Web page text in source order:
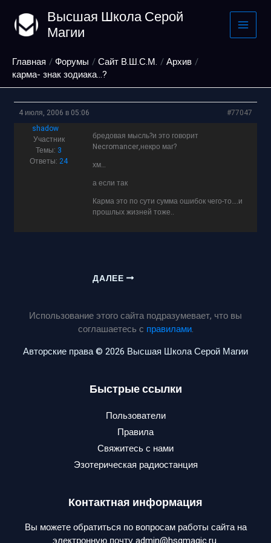
содержимому
Высшая Школа Серой
Магии
Главная Форумы Сайт В.Ш.С.М.
Архив
карма- знак зодиака…?
4 июля, 2006 в 05:06
#77047
shadow
Участник
Темы: 3
Ответы:24
бредовая мысль?и это говорит
Necromancer,некро маг?
хм…
а если так
Карма это по сути сумма ошибок чего-то….и
прошлых жизней тоже..
ДАЛЕЕ
Использование этого сайта подразумевает, что вы
соглашаетесь с правилами.
Авторские права © 2026 Высшая Школа Серой Магии
Быстрые ссылки
Пользователи
Правила
Свяжитесь с нами
Эзотерическая радиостанция
Контактная информация
Вы можете обратиться по вопросам работы сайта на